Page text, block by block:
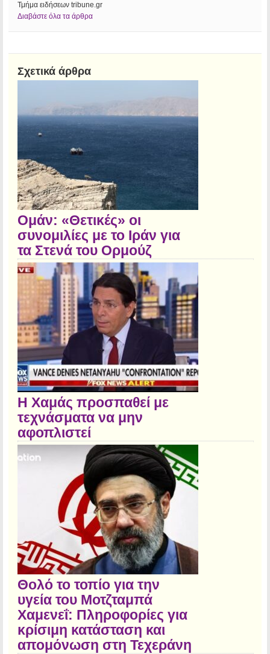
Τμήμα ειδήσεων tribune.gr
Διαβάστε όλα τα άρθρα
Σχετικά άρθρα
Ομάν: «Θετικές» οι
συνομιλίες με το Ιράν για
τα Στενά του Ορμούζ
Η Χαμάς προσπαθεί με
τεχνάσματα να μην
αφοπλιστεί
Θολό το τοπίο για την
υγεία του Μοτζταμπά
Χαμενεΐ: Πληροφορίες για
κρίσιμη κατάσταση και
απομόνωση στη Τεχεράνη